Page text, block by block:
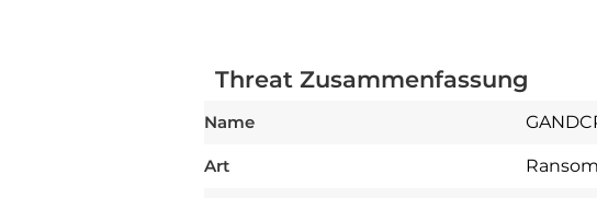
Threat Zusammenfassung
Name
Art